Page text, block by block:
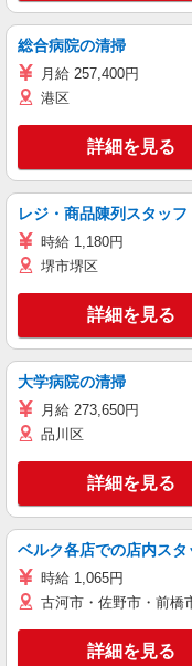
総合病院の清掃
月給 257,400円
港区
詳細を見る
レジ・商品陳列スタッフ
時給 1,180円
堺市堺区
詳細を見る
大学病院の清掃
月給 273,650円
品川区
詳細を見る
ベルク各店での店内スタ
時給 1,065円
古河市・佐野市・前橋
詳細を見る